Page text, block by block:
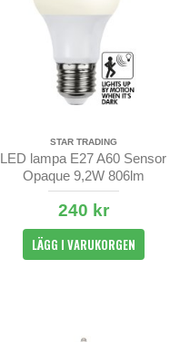
STAR TRADING
LED lampa E27 A60 Sensor
Opaque 9,2W 806lm
240 kr
LÄGG I VARUKORGEN